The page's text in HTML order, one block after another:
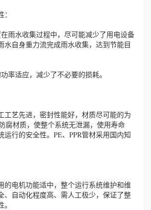
水收集过程中，尽可能减少了用电设备
水自身重力流完成雨水收集，达到节能目
适应，减少了不必要的损耗。
艺先进，密封性能好，材质尽可能的为
腐材质，使整个系统无泄漏，使用寿命
运行的安全性。PE、PPR管材采用国内知
电机功能适中，整个运行系统维护和维
、自动化程度高、需人工极少，保证了整